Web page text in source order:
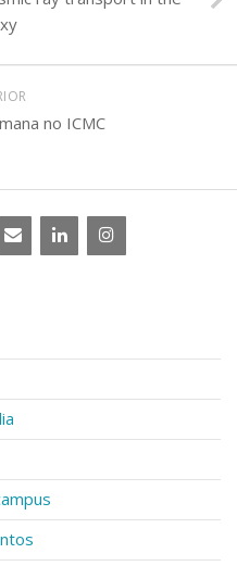
no ICMC